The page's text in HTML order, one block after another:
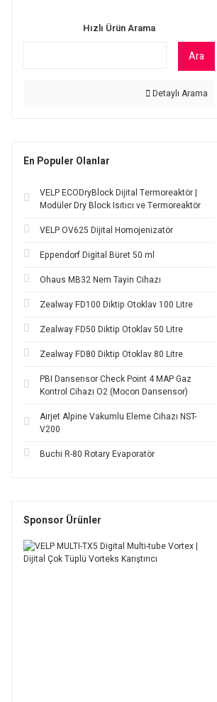
Hızlı Ürün Arama
Ara
Detaylı Arama
En Populer Olanlar
VELP ECODryBlock Dijital Termoreaktör |
Modüler Dry Block Isıtıcı ve Termoreaktör
VELP OV625 Dijital Homojenizatör
Eppendorf Digital Büret 50 ml
Ohaus MB32 Nem Tayin Cihazı
Zealway FD100 Diktip Otoklav 100 Litre
Zealway FD50 Diktip Otoklav 50 Litre
Zealway FD80 Diktip Otoklav 80 Litre
PBI Dansensor Check Point 4 MAP Gaz
Kontrol Cihazı O2 (Mocon Dansensor)
Airjet Alpine Vakumlu Eleme Cihazı NST-
V200
Buchi R-80 Rotary Evaporatör
Sponsor Ürünler